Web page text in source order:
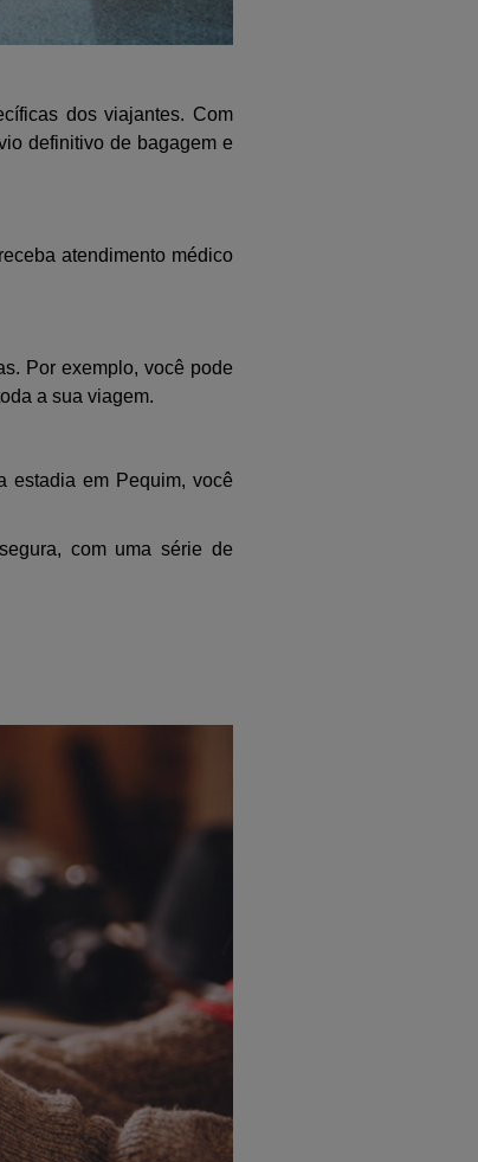
dos viajantes. Com
definitivo de bagagem e
atendimento médico
Por exemplo, você pode
a sua viagem.
estadia em Pequim, você
com uma série de